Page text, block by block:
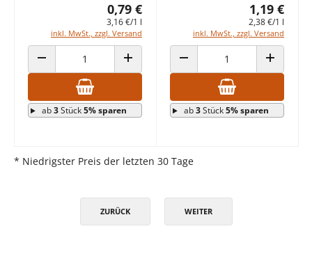
0,79 €
3,16 €/1 l
inkl. MwSt., zzgl. Versand
ANZAHL VERRINGERN ANZAHL ERHÖHEN
ab3Stück5% sparen
1,19 €
2,38 €/1 l
inkl. MwSt., zzgl. Versand
ANZAHL VERRINGERN ANZAHL
ab3Stück5% sparen
* Niedrigster Preis der letzten 30 Tage
ZURÜCK WEITER